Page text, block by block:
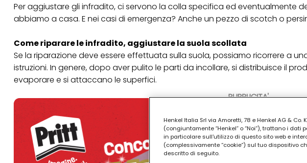
PUBBLICITA'
Per aggiustare gli infradito, ci servono la colla specifica ed eventualmente
abbiamo a casa. E nei casi di emergenza? Anche un pezzo di scotch o
Come riparare le infradito, aggiustare la suola scollata
Se la riparazione deve essere effettuata sulla suola, possiamo ricorrere a
istruzioni. In genere, dopo aver pulito le parti da incollare, si distribuisce il
evaporare e si attaccano le superfici.
Henkel Italia Srl via Amoretti, 78 e Henkel AG &
(congiuntamente “Henkel” o “Noi”), trattano i
in particolare sull'utilizzo di questo sito web e
(complessivamente “cookie”) sul tuo dispositivo
descritto di seguito.